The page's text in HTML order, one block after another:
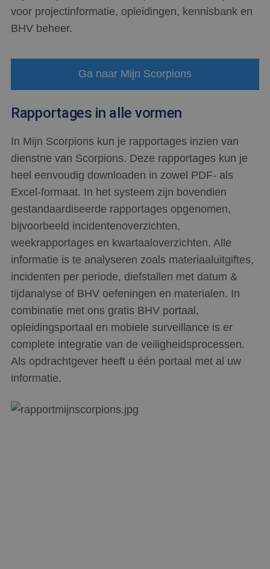
voor projectinformatie, opleidingen, kennisbank en
BHV beheer.
Ga naar Mijn Scorpions
Rapportages in alle vormen
In Mijn Scorpions kun je rapportages inzien van
dienstne van Scorpions. Deze rapportages kun je
heel eenvoudig downloaden in zowel PDF- als
Excel-formaat. In het systeem zijn bovendien
gestandaardiseerde rapportages opgenomen,
bijvoorbeeld incidentenoverzichten,
weekrapportages en kwartaaloverzichten. Alle
informatie is te analyseren zoals materiaaluitgiftes,
incidenten per periode, diefstallen met datum &
tijdanalyse of BHV oefeningen en materialen. In
combinatie met ons gratis BHV portaal,
opleidingsportaal en mobiele surveillance is er
complete integratie van de veiligheidsprocessen.
Als opdrachtgever heeft u één portaal met al uw
informatie.